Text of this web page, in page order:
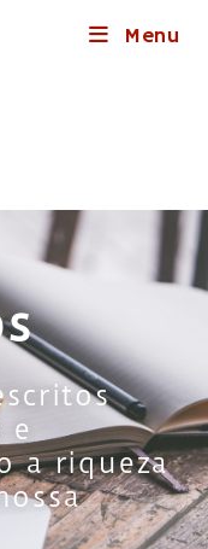
Menu
e
a riqueza